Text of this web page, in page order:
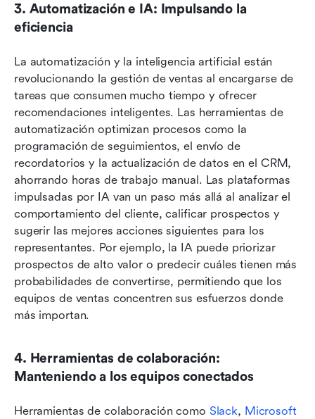
3. Automatización e IA: Impulsando la
eficiencia
La automatización y la inteligencia artificial están
revolucionando la gestión de ventas al encargarse de
tareas que consumen mucho tiempo y ofrecer
recomendaciones inteligentes. Las herramientas de
automatización optimizan procesos como la
programación de seguimientos, el envío de
recordatorios y la actualización de datos en el CRM,
ahorrando horas de trabajo manual. Las plataformas
impulsadas por IA van un paso más allá al analizar el
comportamiento del cliente, calificar prospectos y
sugerir las mejores acciones siguientes para los
representantes. Por ejemplo, la IA puede priorizar
prospectos de alto valor o predecir cuáles tienen más
probabilidades de convertirse, permitiendo que los
equipos de ventas concentren sus esfuerzos donde
más importan.
4. Herramientas de colaboración:
Manteniendo a los equipos conectados
Herramientas de colaboración como Slack, Microsoft